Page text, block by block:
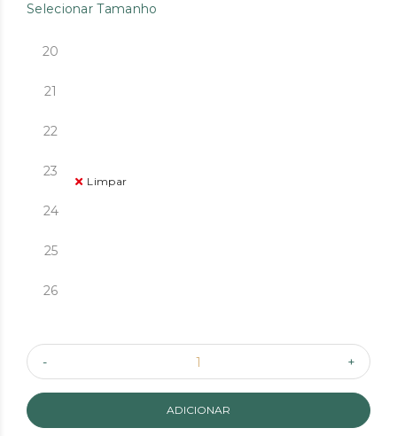
Selecionar Tamanho
20
21
22
23
24
25
26
Limpar
ADICIONAR